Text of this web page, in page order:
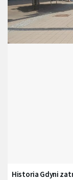
Historia Gdyni